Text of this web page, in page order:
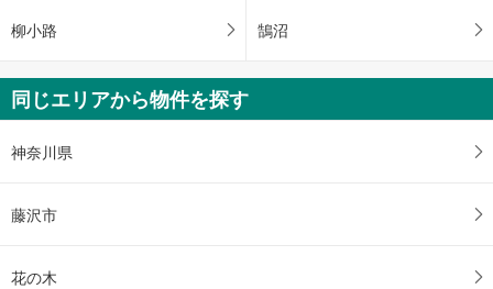
柳小路 鵠沼
同じエリアから物件を探す
神奈川県
藤沢市
花の木